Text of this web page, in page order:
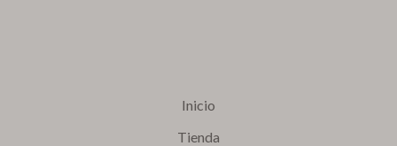
Inicio
Tienda